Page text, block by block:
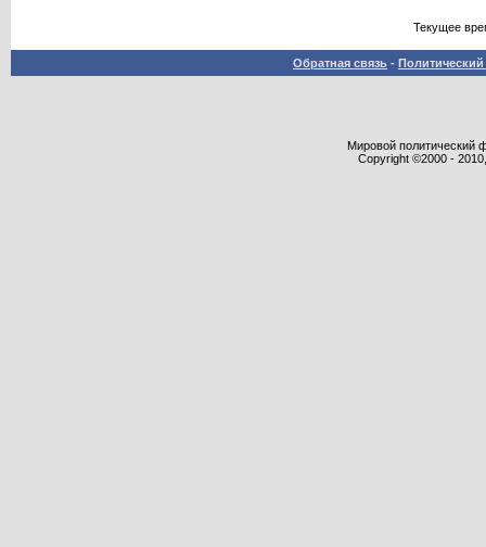
Текущее
Обратная связь -
Мировой политический
Copyright ©2000 -